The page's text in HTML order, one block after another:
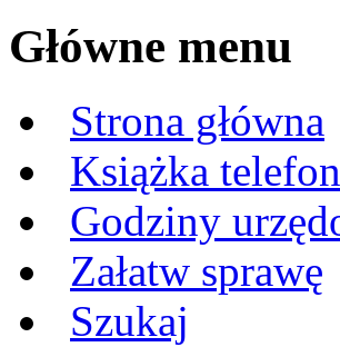
Główne menu
Strona główna
Książka
Godziny
Załatw sprawę
Szukaj